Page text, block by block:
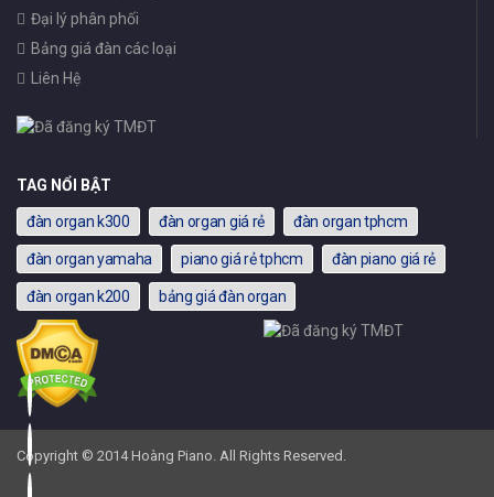
Đại lý phân phối
Bảng giá đàn các loại
Liên Hệ
TAG NỔI BẬT
đàn organ k300 đàn organ giá rẻ đàn organ tphcm
đàn organ yamaha piano giá rẻ tphcm đàn piano giá rẻ
đàn organ k200 bảng giá đàn organ
Copyright © 2014 Hoàng Piano. All Rights Reserved.